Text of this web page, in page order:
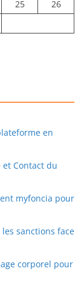
25
26
en
et Contact du
myfoncia pour
sanctions face
corporel pour